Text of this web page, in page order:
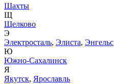
Шахты
Щ
Щелково
Э
Электросталь, Элиста, Энгельс
Ю
Южно-Сахалинск
Я
Якутск, Ярославль